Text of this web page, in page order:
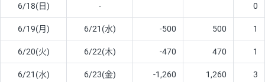
6/18(日) - 0
6/19(月) 6/21(水) -500 500 1
6/20(火) 6/22(木) -470 470 1
6/21(水) 6/23(金) -1,260 1,260 3